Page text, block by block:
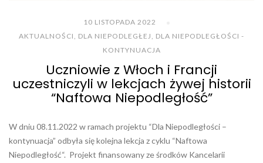
10 LISTOPADA 2022
AKTUALNOŚCI, DLA NIEPODLEGŁEJ, DLA NIEPODLEGŁOŚCI -
KONTYNUACJA
Uczniowie z Włoch i Francji
uczestniczyli w lekcjach żywej historii
“Naftowa Niepodległość”
W dniu 08.11.2022 w ramach projektu “Dla Niepodległości –
kontynuacja” odbyła się kolejna lekcja z cyklu “Naftowa
Niepodległość“. Projekt finansowany ze środków Kancelarii